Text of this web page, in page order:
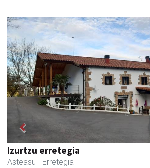
Mendi autoeskola
Andoain - Autoeskolak
Previous